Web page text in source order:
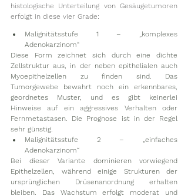
histologische Unterteilung von Gesäugetumoren
erfolgt in diese vier Grade:
Malignitätsstufe 1 – „komplexes
Adenokarzinom“
Diese Form zeichnet sich durch eine dichte
Zellstruktur aus, in der neben epithelialen auch
Myoepithelzellen zu finden sind. Das
Tumorgewebe bewahrt noch ein erkennbares,
geordnetes Muster, und es gibt keinerlei
Hinweise auf ein aggressives Verhalten oder
Fernmetastasen. Die Prognose ist in der Regel
sehr günstig.
Malignitätsstufe 2 – „einfaches
Adenokarzinom“
Bei dieser Variante dominieren vorwiegend
Epithelzellen, während einige Strukturen der
ursprünglichen Drüsenanordnung erhalten
bleiben. Das Wachstum erfolgt moderat und